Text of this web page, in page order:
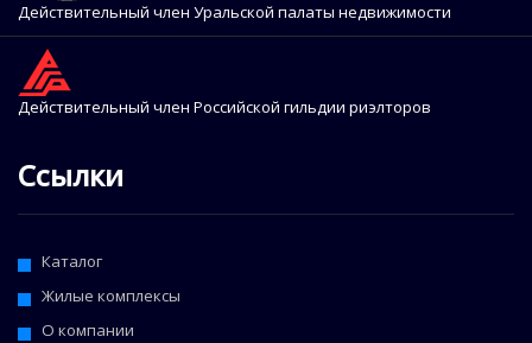
Действительный член Уральской палаты недвижимости
Действительный член Российской гильдии риэлторов
Ссылки
Каталог
Жилые комплексы
О компании